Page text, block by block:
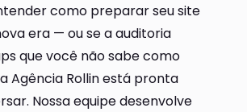
como preparar seu site
era — ou se a auditoria
que você não sabe como
Agência Rollin está pronta
Nossa equipe desenvolve